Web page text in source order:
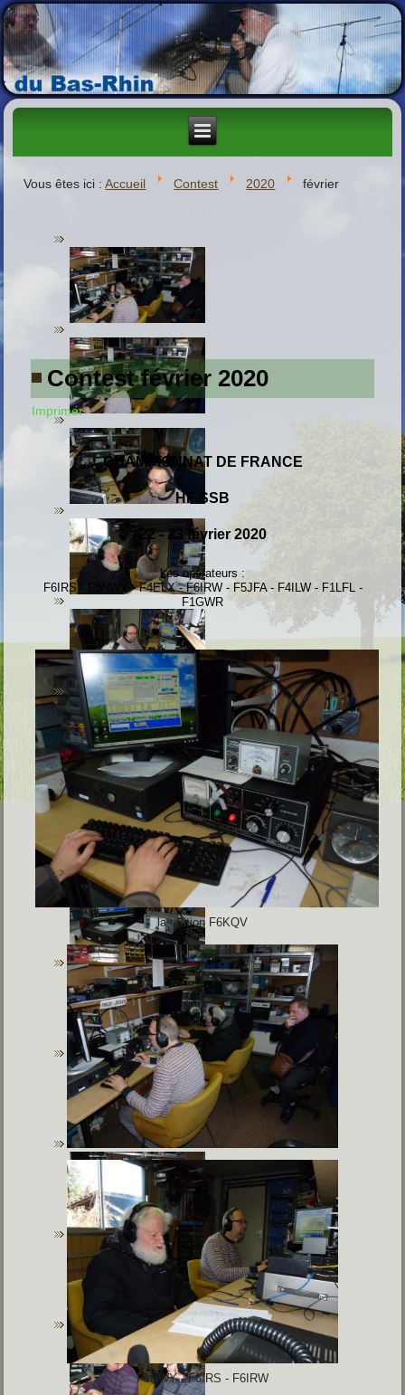
Vous êtes ici :Accueil Contest 2020 février
Contest février 2020
Imprimer
CHAMPIONNAT DE FRANCE
HF SSB
22 - 23 février 2020
Les opérateurs :
F6IRS - F5NWY - F4ELX - F6IRW - F5JFA - F4ILW - F1LFL -
F1GWR
la station F6KQV
F5NWY - F6IRS - F6IRW